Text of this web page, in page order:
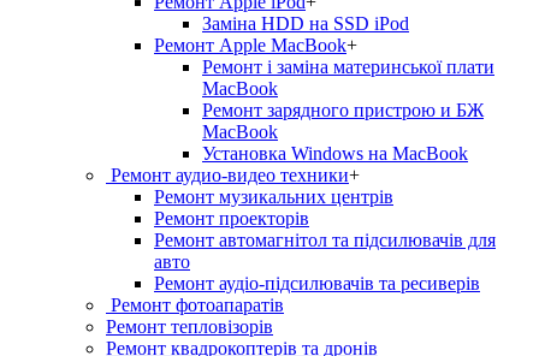
Заміна HDD на SSD iPod
Ремонт Apple MacBook+
Ремонт і заміна материнської плати
MacBook
Ремонт зарядного пристрою и БЖ
MacBook
Установка Windows на MacBook
Ремонт аудио-видео техники+
Ремонт музикальних центрів
Ремонт проекторів
Ремонт автомагнітол та підсилювачів для
авто
Ремонт аудіо-підсилювачів та ресиверів
Ремонт фотоапаратів
Ремонт тепловізорів
Ремонт квадрокоптерів та дронів